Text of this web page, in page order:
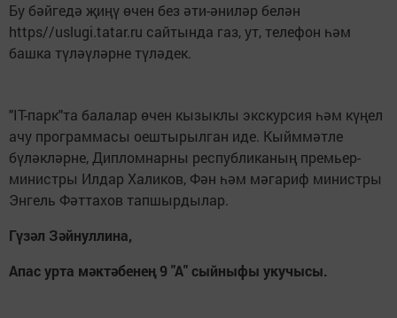
Бу бәйгедә җиңү өчен без әти-әниләр белән
https//uslugi.tatar.ru сайтында газ, ут, телефон һәм
башка түләүләрне түләдек.
"IT-парк"та балалар өчен кызыклы экскурсия һәм күңел
ачу программасы оештырылган иде. Кыйммәтле
бүләкләрне, Дипломнарны республиканың премьер-
министры Илдар Халиков, Фән һәм мәгариф министры
Энгель Фәттахов тапшырдылар.
Гүзәл Зәйнуллина,
Апас урта мәктәбенең 9 "А" сыйныфы укучысы.